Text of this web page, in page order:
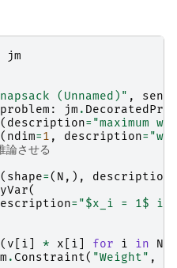
jm
(Unnamed)" ,
sense
problem : jm .
( description= "maximum
( ndim=1 , description=
させる
( shape=( N ,), description
(
= "$x_i = 1$ if
( v i * x i for i in N
. Constraint( "Weight" ,